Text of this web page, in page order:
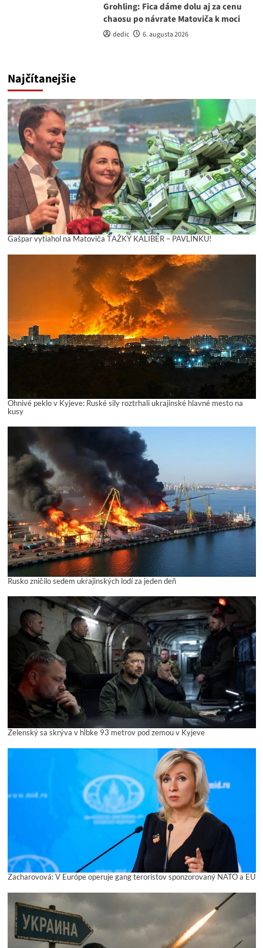
Grohling: Fica dáme dolu aj za cenu
chaosu po návrate Matoviča k moci
dedic 6. augusta 2026
Najčítanejšie
Gašpar vytiahol na Matoviča ŤAŽKÝ KALIBER – PAVLÍNKU!
Ohnivé peklo v Kyjeve: Ruské sily roztrhali ukrajinské hlavné mesto na
kusy
Rusko zničilo sedem ukrajinských lodí za jeden deň
Zelenský sa skrýva v hĺbke 93 metrov pod zemou v Kyjeve
Zacharovová: V Európe operuje gang teroristov sponzorovaný NATO a EÚ